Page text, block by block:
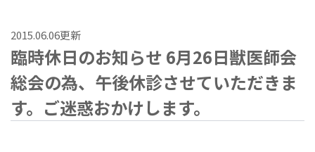
2015.06.06更新
臨時休日のお知らせ 6月26日獣医師会
総会の為、午後休診させていただきま
す。ご迷惑おかけします。